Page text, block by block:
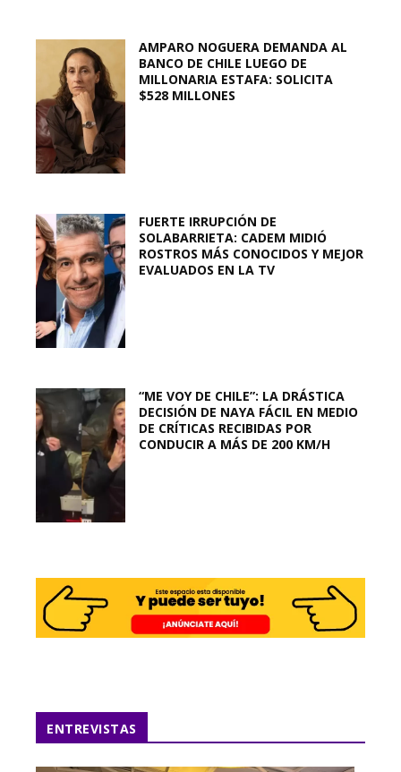
AMPARO NOGUERA DEMANDA AL
BANCO DE CHILE LUEGO DE
MILLONARIA ESTAFA: SOLICITA
$528 MILLONES
FUERTE IRRUPCIÓN DE
SOLABARRIETA: CADEM MIDIÓ
ROSTROS MÁS CONOCIDOS Y MEJOR
EVALUADOS EN LA TV
“ME VOY DE CHILE”: LA DRÁSTICA
DECISIÓN DE NAYA FÁCIL EN MEDIO
DE CRÍTICAS RECIBIDAS POR
CONDUCIR A MÁS DE 200 KM/H
ENTREVISTAS